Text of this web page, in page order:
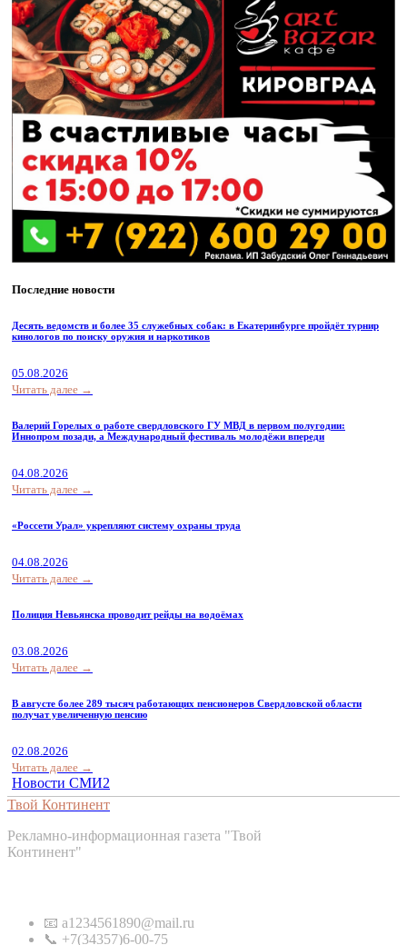
Последние новости
Десять ведомств и более 35 служебных собак: в Екатеринбурге пройдёт турнир
кинологов по поиску оружия и наркотиков
05.08.2026
Читать далее →
Валерий Горелых о работе свердловского ГУ МВД в первом полугодии:
Иннопром позади, а Международный фестиваль молодёжи впереди
04.08.2026
Читать далее →
«Россети Урал» укрепляют систему охраны труда
04.08.2026
Читать далее →
Полиция Невьянска проводит рейды на водоёмах
03.08.2026
Читать далее →
В августе более 289 тысяч работающих пенсионеров Свердловской области
получат увеличенную пенсию
02.08.2026
Читать далее →
Новости СМИ2
Твой Континент
Рекламно-информационная газета "Твой
Континент"
📧 a1234561890@mail.ru
📞 +7(34357)6-00-75